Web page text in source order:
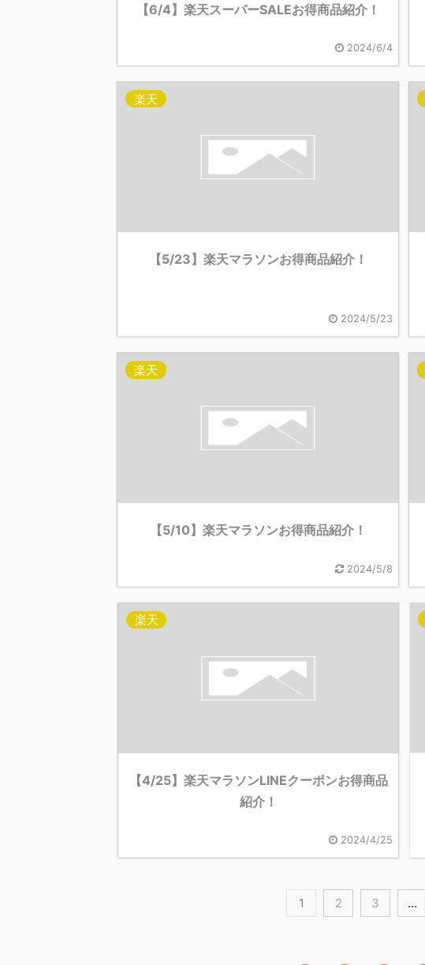
【6/4】楽天スーパーSALEお得商品紹介！
2024/6/4
楽天
【5/23】楽天マラソンお得商品紹介！
2024/5/23
楽天
【5/10】楽天マラソンお得商品紹介！
2024/5/8
楽天
【4/25】楽天マラソンLINEクーポンお得商品
紹介！
2024/4/25
1 2 3 …